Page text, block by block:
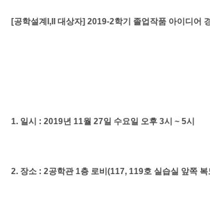
[공학설계I,II 대상자] 2019-2학기 졸업작품 아이디어
1. 일시 : 2019년 11월 27일 수요일 오후 3시 ~ 5시
2. 장소 : 2공학관 1층 로비(117, 119호 실습실 앞쪽 복